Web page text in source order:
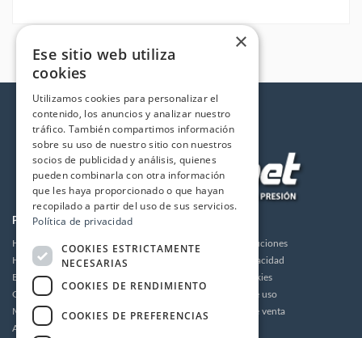
PRODUCTOS
Hidrolimpiadoras
Humidificación
Bombas de alta presión
Grupos motor bomba alta presión
Motores
Accesorios
Envios y devoluciones
Política de privacidad
Política de cookies
Condiciones de uso
Condiciones de venta
×
Ese sitio web utiliza
cookies
Utilizamos cookies para personalizar el
contenido, los anuncios y analizar nuestro
tráfico. También compartimos información
sobre su uso de nuestro sitio con nuestros
socios de publicidad y análisis, quienes
pueden combinarla con otra información
que les haya proporcionado o que hayan
recopilado a partir del uso de sus servicios.
Política de privacidad
COOKIES ESTRICTAMENTE
NECESARIAS
COOKIES DE RENDIMIENTO
COOKIES DE PREFERENCIAS